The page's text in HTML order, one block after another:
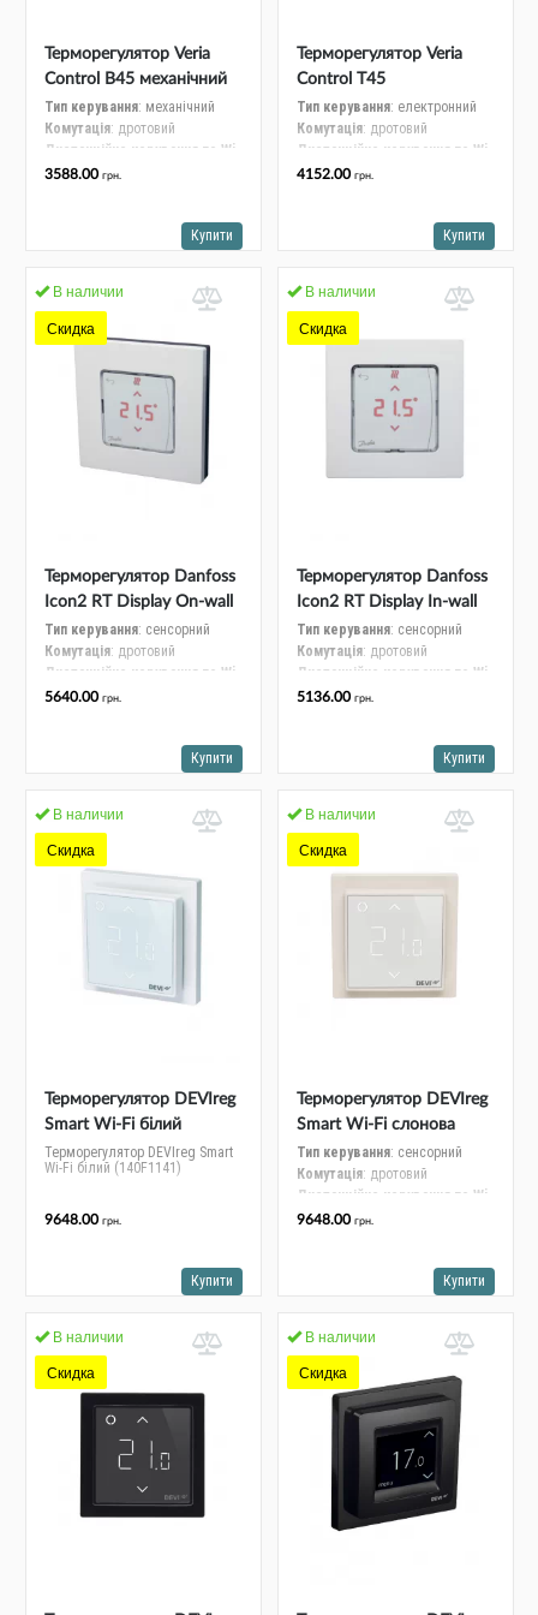
Терморегулятор Veria
Control B45 механічний
(189B4050)
Тип керування: механічний
Комутація: дротовий
Дистанційне керування по Wi-
Fi: дротовий
3588.00 грн.
Купити
Терморегулятор Veria
Control T45
програмований з LCD
дисплеєм (189B4060)
Тип керування: електронний
Комутація: дротовий
Дистанційне керування по Wi-
Fi: дротовий
4152.00 грн.
Купити
В наличии
Скидка
Терморегулятор Danfoss
Icon2 RT Display On-wall
24V RT, 24 В дротовий з
дисплеєм, монтаж на
Тип керування: сенсорний
Комутація: дротовий
Дистанційне керування по Wi-
Fi: дротовий
5640.00 грн.
Купити
В наличии
Скидка
Терморегулятор Danfoss
Icon2 RT Display In-wall
24V RT, 24 В дротовий з
дисплеєм, вбудований
Тип керування: сенсорний
Комутація: дротовий
Дистанційне керування по Wi-
Fi: дротовий
5136.00 грн.
Купити
В наличии
Скидка
Терморегулятор DEVIreg
Smart Wi-Fi білий
(140F1141)
Терморегулятор DEVIreg Smart
Wi-Fi білий (140F1141)
9648.00 грн.
Купити
В наличии
Скидка
Терморегулятор DEVIreg
Smart Wi-Fi слонова
кістка (140F1142)
Тип керування: сенсорний
Комутація: дротовий
Дистанційне керування по Wi-
Fi : дротовий
: слонова кістка
9648.00 грн.
Купити
В наличии
Скидка
В наличии
Скидка